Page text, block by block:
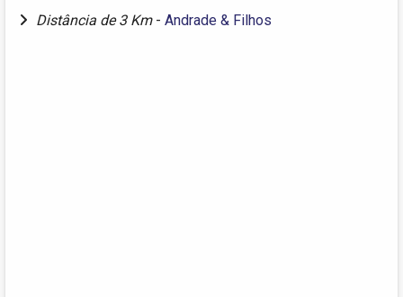
Distância de 3 Km - Andrade & Filhos